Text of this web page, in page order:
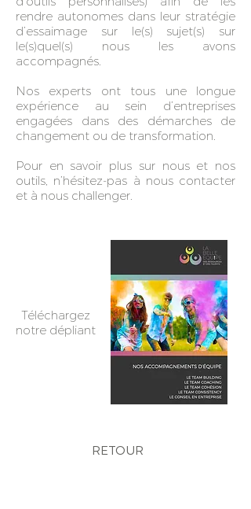
rendre autonomes dans leur stratégie
d’essaimage sur le(s) sujet(s) sur
le(s)quel(s) nous les avons
accompagnés.
Nos experts ont tous une longue
expérience au sein d’entreprises
engagées dans des démarches de
changement ou de transformation.
Pour en savoir plus sur nous et nos
outils, n’hésitez-pas à nous contacter
et à nous challenger.
Téléchargez
notre dépliant
RETOUR